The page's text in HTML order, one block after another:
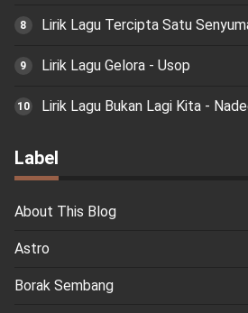
Lirik Lagu Tercipta Satu
Lirik Lagu Gelora - Usop
Lirik Lagu Bukan Lagi Kita -
Label
About This Blog
Astro
Borak Sembang